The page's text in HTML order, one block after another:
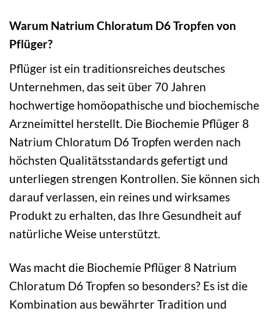
Warum Natrium Chloratum D6 Tropfen von
Pflüger?
Pflüger ist ein traditionsreiches deutsches
Unternehmen, das seit über 70 Jahren
hochwertige homöopathische und biochemische
Arzneimittel herstellt. Die Biochemie Pflüger 8
Natrium Chloratum D6 Tropfen werden nach
höchsten Qualitätsstandards gefertigt und
unterliegen strengen Kontrollen. Sie können sich
darauf verlassen, ein reines und wirksames
Produkt zu erhalten, das Ihre Gesundheit auf
natürliche Weise unterstützt.
Was macht die Biochemie Pflüger 8 Natrium
Chloratum D6 Tropfen so besonders? Es ist die
Kombination aus bewährter Tradition und